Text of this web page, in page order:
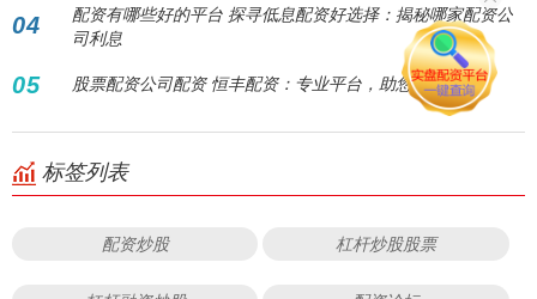
04
配资有哪些好的平台 探寻低息配资好选择：揭秘哪家配资公
司利息
05 股票配资公司配资 恒丰配资：专业平台，助您财富增值！
标签列表
配资炒股 杠杆炒股股票